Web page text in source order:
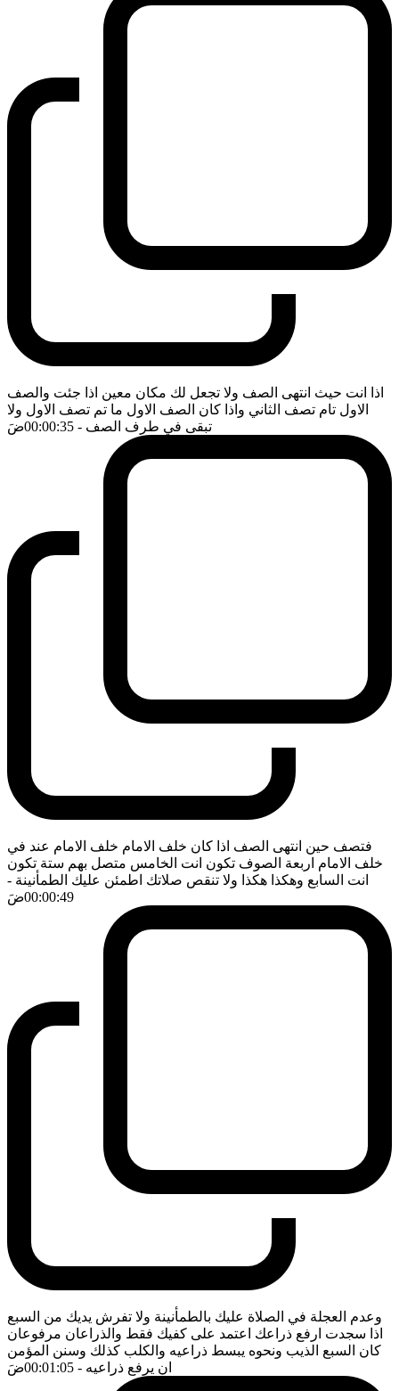
اذا انت حيث انتهى الصف ولا تجعل لك مكان معين اذا جئت والصف
الاول تام تصف الثاني واذا كان الصف الاول ما تم تصف الاول ولا
تبقى في طرف الصف - 00:00:35 ضَ
فتصف حين انتهى الصف اذا كان خلف الامام خلف الامام عند في
خلف الامام اربعة الصوف تكون انت الخامس متصل بهم ستة تكون
انت السابع وهكذا هكذا ولا تنقص صلاتك اطمئن عليك الطمأنينة -
00:00:49ضَ
وعدم العجلة في الصلاة عليك بالطمأنينة ولا تفرش يديك من السبع
اذا سجدت ارفع ذراعك اعتمد على كفيك فقط والذراعان مرفوعان
كان السبع الذيب ونحوه يبسط ذراعيه والكلب كذلك وسنن المؤمن
ان يرفع ذراعيه - 00:01:05 ضَ